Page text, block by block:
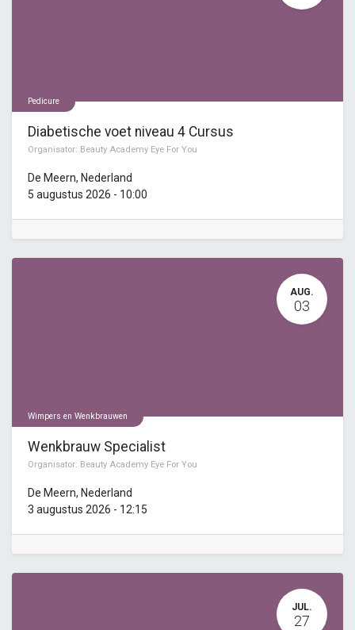
Pedicure
Diabetische voet niveau 4 Cursus
Organisator: Beauty Academy Eye For You
De Meern, Nederland
5 augustus 2026 - 10:00
AUG.
03
Wimpers en Wenkbrauwen
Wenkbrauw Specialist
Organisator: Beauty Academy Eye For You
De Meern, Nederland
3 augustus 2026 - 12:15
JUL.
27